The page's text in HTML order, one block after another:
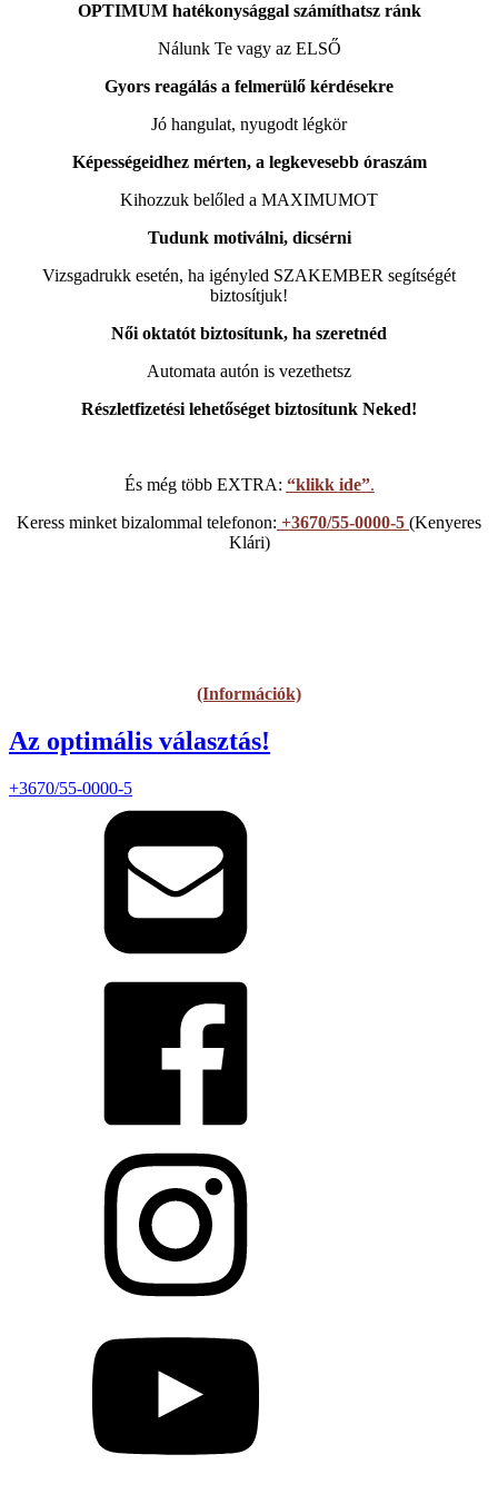
OPTIMUM hatékonysággal számíthatsz ránk
Nálunk Te vagy az ELSŐ
Gyors reagálás a felmerülő kérdésekre
Jó hangulat, nyugodt légkör
Képességeidhez mérten, a legkevesebb óraszám
Kihozzuk belőled a MAXIMUMOT
Tudunk motiválni, dicsérni
Vizsgadrukk esetén, ha igényled SZAKEMBER segítségét
biztosítjuk!
Női oktatót biztosítunk, ha szeretnéd
Automata autón is vezethetsz
Részletfizetési lehetőséget biztosítunk Neked!
És még több EXTRA: “klikk ide”.
Keress minket bizalommal telefonon: +3670/55-0000-5 (Kenyeres
Klári)
(Információk)
Az optimális választás!
+3670/55-0000-5